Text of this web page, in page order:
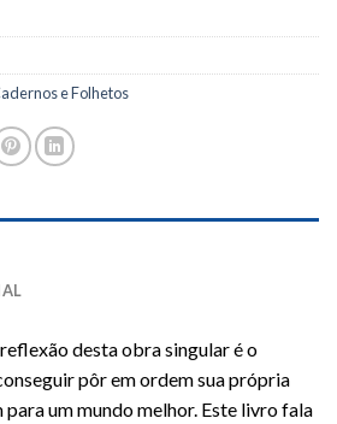
e Folhetos
desta obra singular é o
pôr em ordem sua própria
um mundo melhor. Este livro fala